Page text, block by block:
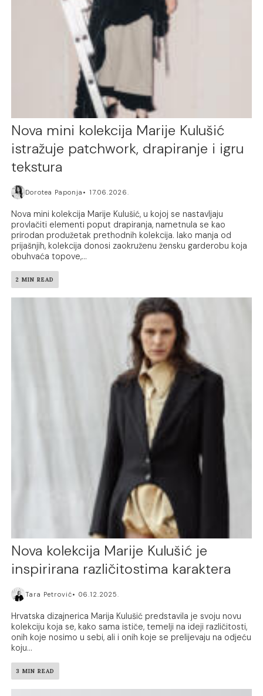
Nova mini kolekcija Marije Kulušić
istražuje patchwork, drapiranje i igru
tekstura
Dorotea Paponja 17.06.2026.
Nova mini kolekcija Marije Kulušić, u kojoj se nastavljaju
provlačiti elementi poput drapiranja, nametnula se kao
prirodan produžetak prethodnih kolekcija. Iako manja od
prijašnjih, kolekcija donosi zaokruženu žensku garderobu koja
obuhvaća topove,...
2 MIN READ
Nova kolekcija Marije Kulušić je
inspirirana različitostima karaktera
Tara Petrović 06.12.2025.
Hrvatska dizajnerica Marija Kulušić predstavila je svoju novu
kolekciju koja se, kako sama ističe, temelji na ideji različitosti,
onih koje nosimo u sebi, ali i onih koje se prelijevaju na odjeću
koju...
3 MIN READ